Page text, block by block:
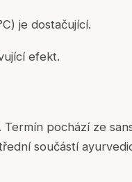
je dostačující.
efekt.
pochází ze
součástí